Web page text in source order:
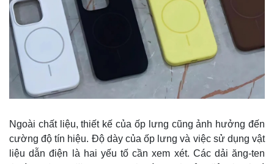
Thế giới
Quan sát
Cuộc sống đó đây
Hồ sơ
Multimedia
Video
Ảnh
E-Magazine
Infographic
Ngoài chất liệu, thiết kế của ốp lưng cũng ảnh hưởng đến
cường độ tín hiệu. Độ dày của ốp lưng và việc sử dụng vật
liệu dẫn điện là hai yếu tố cần xem xét. Các dải ăng-ten